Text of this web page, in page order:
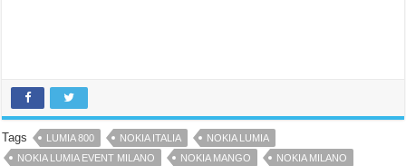
Tags LUMIA 800 NOKIA ITALIA
NOKIA LUMIA
NOKIA LUMIA EVENT MILANO
NOKIA MANGO
NOKIA MILANO